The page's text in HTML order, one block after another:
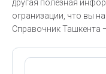
другая полезная
огранизации, что вы
Справочник Ташкента